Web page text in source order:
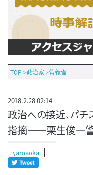
TOP >政治家 >菅義偉
2018.2.28 02:14
政治への接近、パ
指摘――栗生俊一
yamaoka